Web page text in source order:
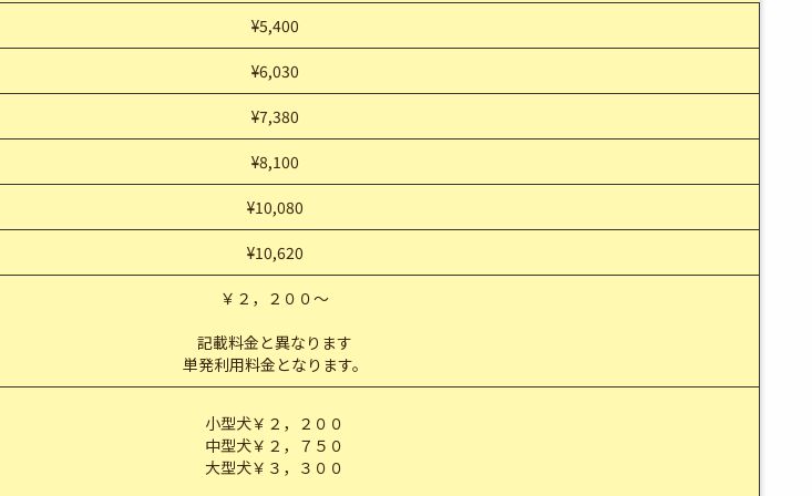
¥5,400
¥6,030
¥7,380
¥8,100
¥10,080
¥10,620
￥２，２００～
記載料金と異なります
単発利用料金となります。
小型犬￥２，２００
中型犬￥２，７５０
大型犬￥３，３００